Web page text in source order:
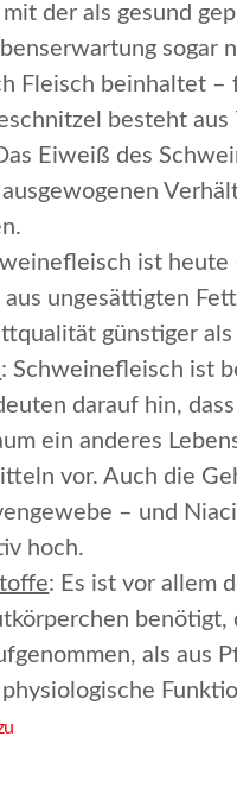
mit der als gesund
sogar
Fleisch beinhaltet
besteht
Eiweiß des
ist
aus ungesättigten
günstiger
: Schweinefleisch ist
darauf hin,
ein anderes
vor. Auch die
– und
hoch.
: Es ist vor allem
benötigt,
als aus